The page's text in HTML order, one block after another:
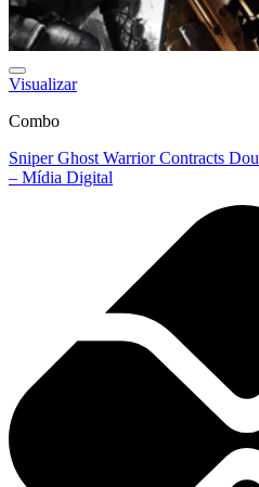
Visualizar
Combo
Sniper Ghost Warrior Contracts
– Mídia Digital